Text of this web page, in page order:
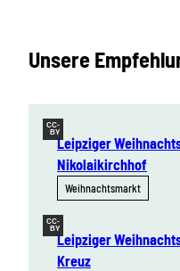
Unsere
CC-
BY
Leipziger
Nikolaikirchhof
Weihnachtsmarkt
CC-
BY
Leipziger
Kreuz